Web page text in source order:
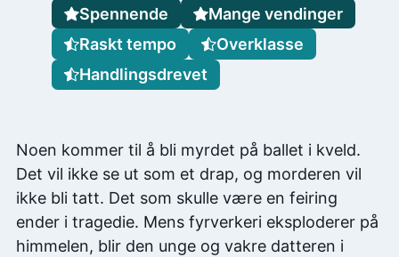
Noen kommer til å bli myrdet på ballet i kveld.
Det vil ikke se ut som et drap, og morderen vil
ikke bli tatt. Det som skulle være en feiring
ender i tragedie. Mens fyrverkeri eksploderer på
himmelen, blir den unge og vakre datteren i
Spennende
Mange vendinger
Raskt tempo
Overklasse
Handlingsdrevet